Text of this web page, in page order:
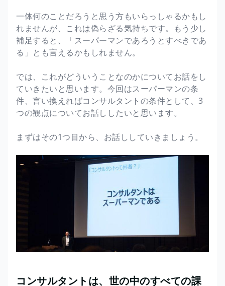
一体何のことだろうと思う方もいらっしゃるかもし
れませんが、これは偽らざる気持ちです。もう少し
補足すると、「スーパーマンであろうとすべきであ
る」とも言えるかもしれません。
では、これがどういうことなのかについてお話をし
ていきたいと思います。今回はスーパーマンの条
件、言い換えればコンサルタントの条件として、3
つの観点についてお話ししたいと思います。
まずはその1つ目から、お話ししていきましょう。
コンサルタントは、世の中のすべての課